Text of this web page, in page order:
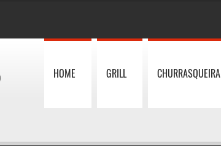
HOME GRILL CHURRASQUEIRA